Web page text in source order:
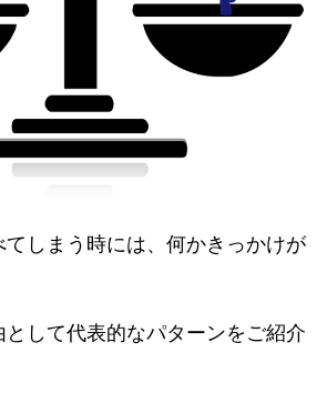
しまう時には、何かきっかけが
として代表的なパターンをご紹介